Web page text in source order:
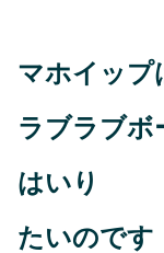
マホイップ
ラブラブボ
はいり
たいのです